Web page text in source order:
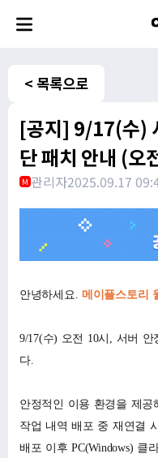
< 목록으로
[공지] 9/17(수)
단 패치 안내 (오
M 관리자2025.09.17
안녕하세요.메이플스토리
9/17(수) 오전 10시, 서버
다.
안정적인 이용 환경을 제
작업 내역 배포 중 재연결
배포 이후 PC(Windows) 클